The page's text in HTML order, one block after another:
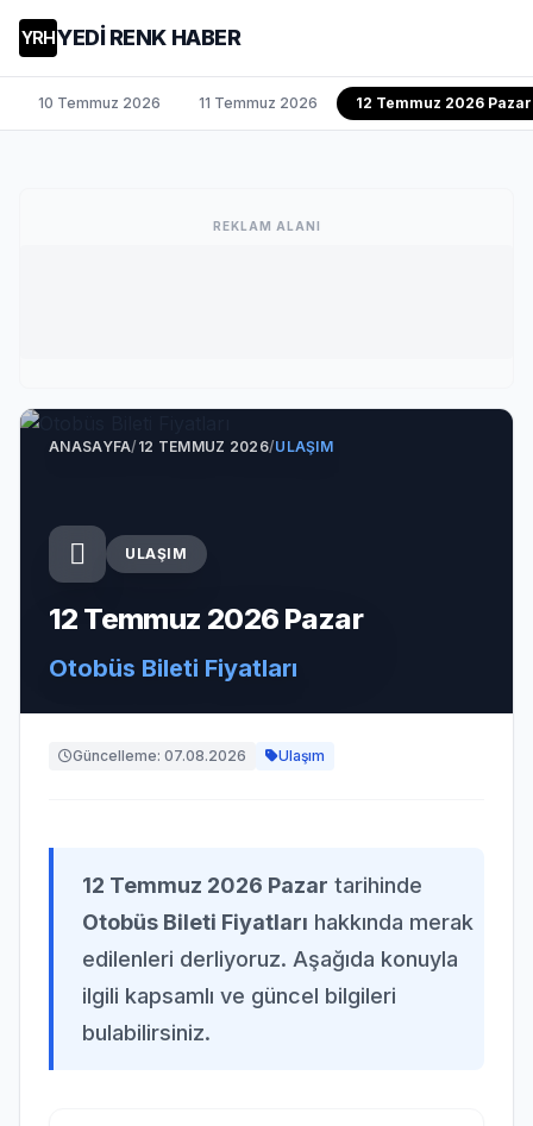
YRHYEDİ RENK HABER
10 Temmuz 2026 11 Temmuz 2026 12 Temmuz 2026 Pazar
REKLAM ALANI
ANASAYFA/12 TEMMUZ 2026/ULAŞIM
ULAŞIM
12 Temmuz 2026 Pazar
Otobüs Bileti Fiyatları
Güncelleme: 07.08.2026 Ulaşım
12 Temmuz 2026 Pazar tarihinde
Otobüs Bileti Fiyatları hakkında merak
edilenleri derliyoruz. Aşağıda konuyla
ilgili kapsamlı ve güncel bilgileri
bulabilirsiniz.